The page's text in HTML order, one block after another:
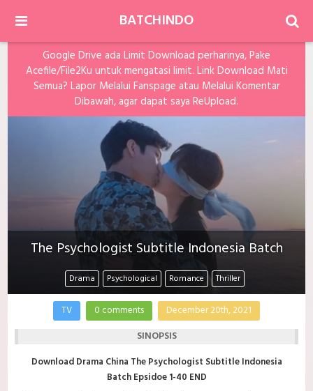
BATCHINDO
Google Drive ada Limit Download perharinya, Pake
Acefile/File2Ku untuk mengatasi limit. Link Download Mati
Semua? Lapor Melalui Fanspage atau Melalui Komentar
Dibawah, agar dapat saya ReUpload.
The Psychologist Subtitle Indonesia Batch
Drama Psychological Romance Thriller
TV 0 comments December 20th, 2021
SINOPSIS
Download Drama China The Psychologist Subtitle Indonesia
Batch Epsidoe 1-40 END